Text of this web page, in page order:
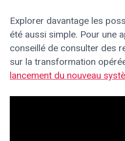
Explorer davantage les
été aussi simple. Pour une
conseillé de consulter des
sur la transformation
lancement du nouveau